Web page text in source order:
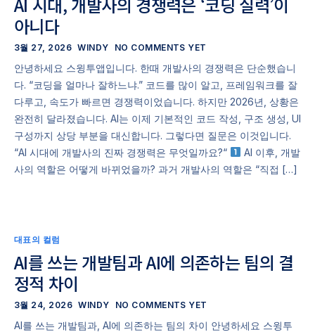
아니다
3월 27, 2026 WINDY NO COMMENTS YET
안녕하세요 스윙투앱입니다. 한때 개발사의 경쟁력은 단순했습니
다. “코딩을 얼마나 잘하느냐.” 코드를 많이 알고, 프레임워크를 잘
다루고, 속도가 빠르면 경쟁력이었습니다. 하지만 2026년, 상황은
완전히 달라졌습니다. AI는 이제 기본적인 코드 작성, 구조 생성, UI
구성까지 상당 부분을 대신합니다. 그렇다면 질문은 이것입니다.
“AI 시대에 개발사의 진짜 경쟁력은 무엇일까요?“
AI 이후, 개발
사의 역할은 어떻게 바뀌었을까? 과거 개발사의 역할은 “직접 […]
대표의 컬럼
AI를 쓰는 개발팀과 AI에 의존하는 팀의 결
정적 차이
3월 24, 2026 WINDY NO COMMENTS YET
AI를 쓰는 개발팀과, AI에 의존하는 팀의 차이 안녕하세요 스윙투